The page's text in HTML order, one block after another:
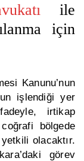
ile
için
Kanunu’nun
işlendiği yer
irtikap
bölgede
olacaktır.
görev